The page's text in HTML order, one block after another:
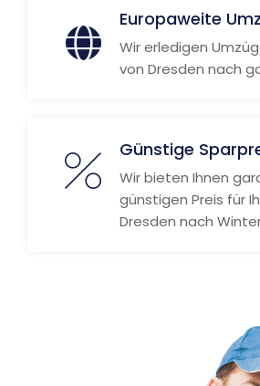
Europaweite
Wir erledigen
von Dresden nach
Günstige
Wir bieten Ihnen
günstigen Preis für
Dresden nach